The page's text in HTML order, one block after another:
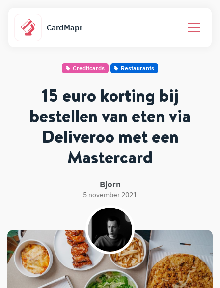
CardMapr
Creditcards Restaurants
15 euro korting bij
bestellen van eten via
Deliveroo met een
Mastercard
Bjorn
5 november 2021